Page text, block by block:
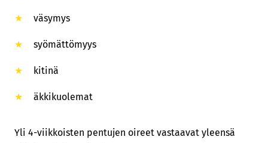
väsymys
syömättömyys
kitinä
äkkikuolemat
Yli 4-viikkoisten pentujen oireet vastaavat yleensä